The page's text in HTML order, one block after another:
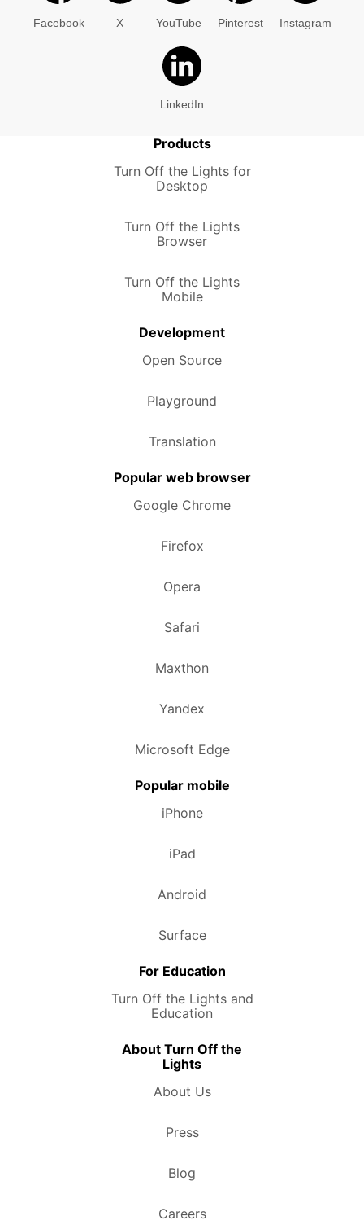
Facebook X YouTube Pinterest Instagram
LinkedIn
Products
Turn Off the Lights for
Desktop
Turn Off the Lights
Browser
Turn Off the Lights
Mobile
Development
Open Source
Playground
Translation
Popular web browser
Google Chrome
Firefox
Opera
Safari
Maxthon
Yandex
Microsoft Edge
Popular mobile
iPhone
iPad
Android
Surface
For Education
Turn Off the Lights and
Education
About Turn Off the
Lights
About Us
Press
Blog
Careers